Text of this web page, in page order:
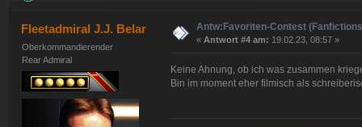
Fleetadmiral J.J. Belar
Oberkommandierender
Rear Admiral
Antw:Favoriten-Contest
« Antwort #4 am: 19.02.23, 08:57 »
Keine Ahnung, ob ich was zusammen
Bin im moment eher filmisch als